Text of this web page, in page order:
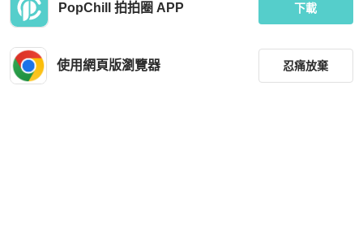
PopChill 拍拍圈 APP 下載
使用網頁版瀏覽器 忍痛放棄